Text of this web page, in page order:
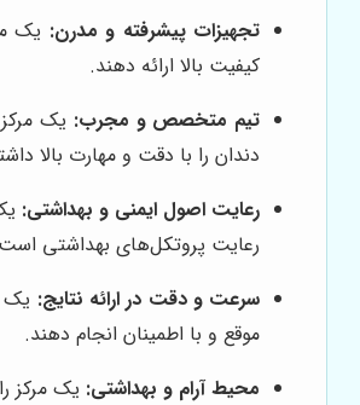
تجهیزات پیشرفته و مدرن: یک
کیفیت بالا ارائه دهند.
تیم متخصص و مجرب: یک
دندان را با دقت و مهارت بالا
رعایت اصول ایمنی و بهداشتی:
رعایت پروتکل‌های بهداشتی
سرعت و دقت در ارائه نتایج: یک
موقع و با اطمینان انجام دهند.
محیط آرام و بهداشتی: یک مرکز